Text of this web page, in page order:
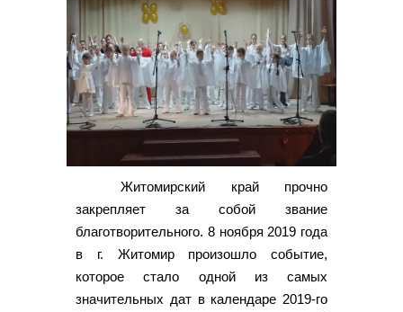
Житомирский край прочно
закрепляет за собой звание
благотворительного. 8 ноября 2019 года
в г. Житомир произошло событие,
которое стало одной из самых
значительных дат в календаре 2019-го